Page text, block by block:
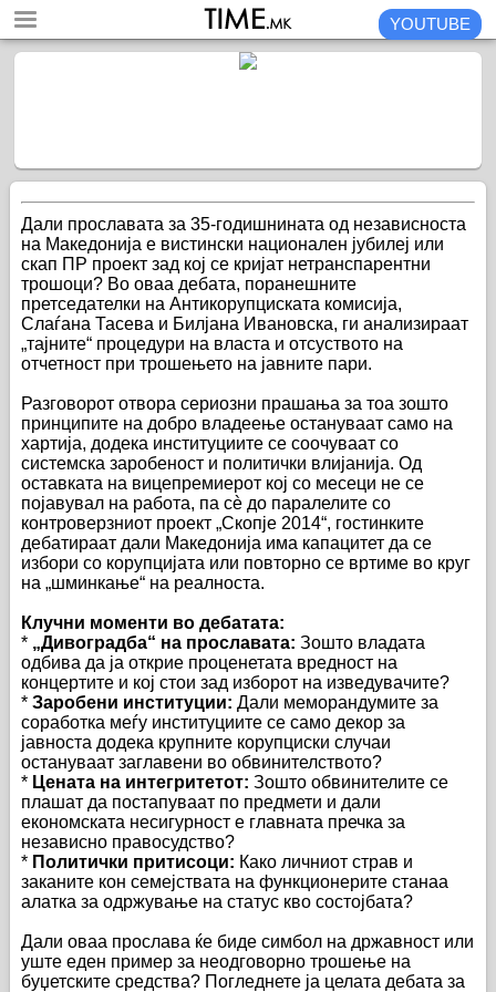
YOUTUBE
Дали прославата за 35-годишнината од независноста
на Македонија е вистински национален јубилеј или
скап ПР проект зад кој се кријат нетранспарентни
трошоци? Во оваа дебата, поранешните
претседателки на Антикорупциската комисија,
Слаѓана Тасева и Билјана Ивановска, ги анализираат
„тајните“ процедури на власта и отсуството на
отчетност при трошењето на јавните пари.
Разговорот отвора сериозни прашања за тоа зошто
принципите на добро владеење остануваат само на
хартија, додека институциите се соочуваат со
системска заробеност и политички влијанија. Од
оставката на вицепремиерот кој со месеци не се
појавувал на работа, па сè до паралелите со
контроверзниот проект „Скопје 2014“, гостинките
дебатираат дали Македонија има капацитет да се
избори со корупцијата или повторно се вртиме во круг
на „шминкање“ на реалноста.
Клучни моменти во дебатата:
* „Дивоградба“ на прославата: Зошто владата
одбива да ја открие проценетата вредност на
концертите и кој стои зад изборот на изведувачите?
* Заробени институции: Дали меморандумите за
соработка меѓу институциите се само декор за
јавноста додека крупните корупциски случаи
остануваат заглавени во обвинителството?
* Цената на интегритетот: Зошто обвинителите се
плашат да постапуваат по предмети и дали
економската несигурност е главната пречка за
независно правосудство?
* Политички притисоци: Како личниот страв и
заканите кон семејствата на функционерите станаа
алатка за одржување на статус кво состојбата?
Дали оваа прослава ќе биде симбол на државност или
уште еден пример за неодговорно трошење на
буџетските средства? Погледнете ја целата дебата за